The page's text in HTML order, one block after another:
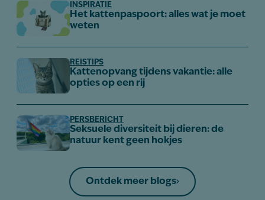
INSPIRATIE
Het kattenpaspoort: alles wat je moet
weten
REISTIPS
Kattenopvang tijdens vakantie: alle
opties op een rij
PERSBERICHT
Seksuele diversiteit bij dieren: de
natuur kent geen hokjes
Ontdek meer blogs